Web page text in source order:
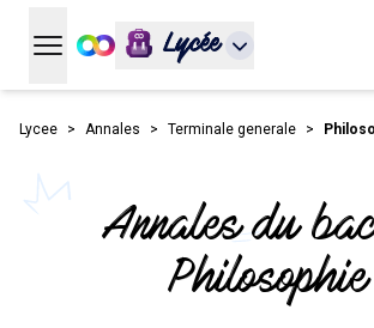
Ouvrir le menu principal
Lycée
Lycee Annales Terminale generale
Annales du
Philosophie